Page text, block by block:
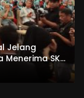
Jelang
SKL